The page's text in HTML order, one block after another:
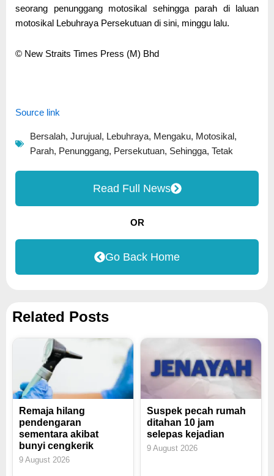
seorang penunggang motosikal sehingga parah di laluan
motosikal Lebuhraya Persekutuan di sini, minggu lalu.
© New Straits Times Press (M) Bhd
Source link
Bersalah, Jurujual, Lebuhraya, Mengaku, Motosikal,
Parah, Penunggang, Persekutuan, Sehingga, Tetak
Read Full News
OR
Go Back Home
Related Posts
Remaja hilang
pendengaran
sementara akibat
bunyi cengkerik
9 August 2026
Suspek pecah rumah
ditahan 10 jam
selepas kejadian
9 August 2026